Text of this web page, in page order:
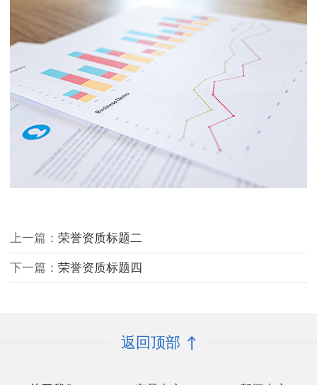
上一篇： 荣誉资质标题二
下一篇： 荣誉资质标题四
返回顶部